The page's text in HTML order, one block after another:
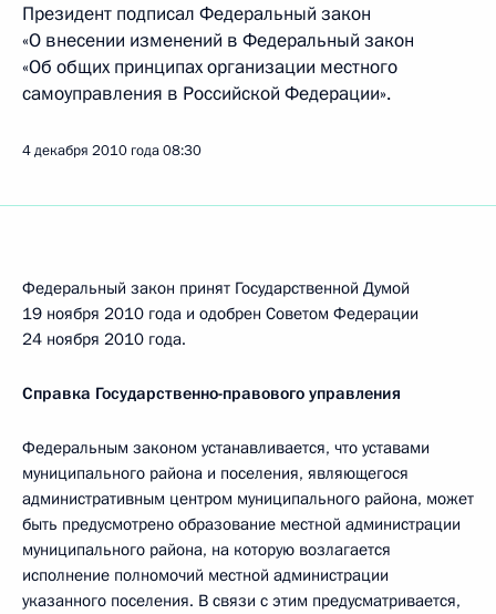
Президент подписал Федеральный закон
«О внесении изменений в Федеральный закон
«Об общих принципах организации местного
самоуправления в Российской Федерации».
4 декабря 2010 года08:30
Федеральный закон принят Государственной Думой
19 ноября 2010 года и одобрен Советом Федерации
24 ноября 2010 года.
Справка Государственно-правового управления
Федеральным законом устанавливается, что уставами
муниципального района и поселения, являющегося
административным центром муниципального района, может
быть предусмотрено образование местной администрации
муниципального района, на которую возлагается
исполнение полномочий местной администрации
указанного поселения. В связи с этим предусматривается,